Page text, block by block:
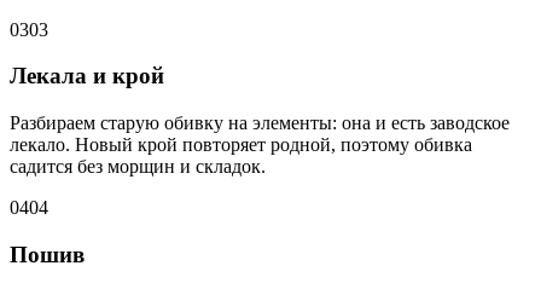
0303
Лекала и крой
Разбираем старую обивку на элементы: она и есть заводское
лекало. Новый крой повторяет родной, поэтому обивка
садится без морщин и складок.
0404
Пошив